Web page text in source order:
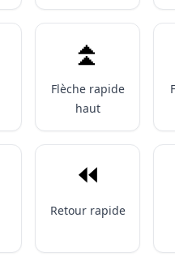
⏫️
Flèche rapide
haut
⏪️
Retour rapide